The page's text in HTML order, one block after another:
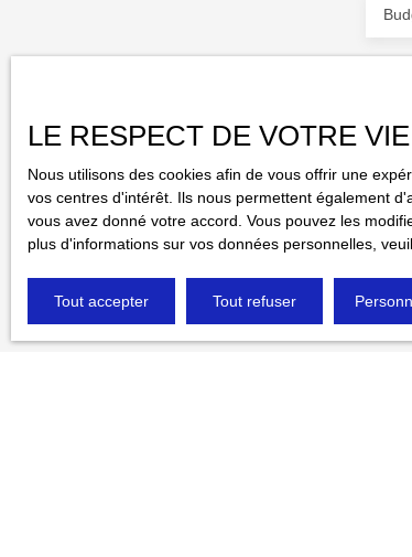
LE RESPECT DE VOTRE
Nous utilisons des cookies afin de vous offrir une
vos centres d'intérêt. Ils nous permettent également
vous avez donné votre accord. Vous pouvez les
plus d'informations sur vos données personnelles,
Tout accepter Tout refuser